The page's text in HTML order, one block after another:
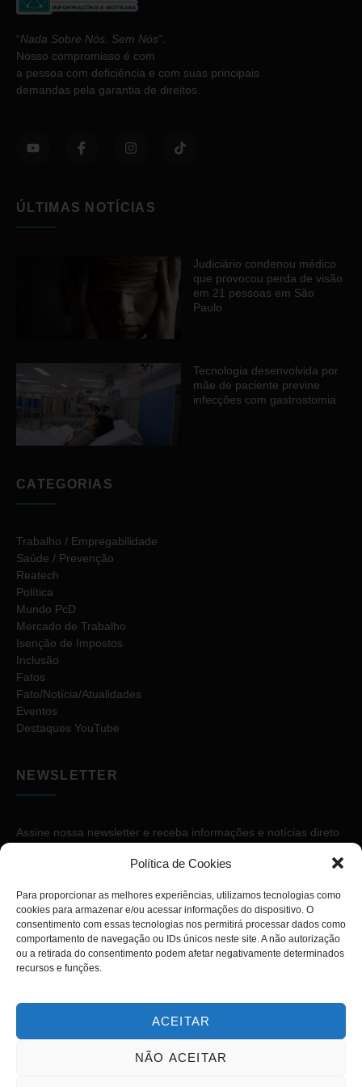
Política de Cookies
Para proporcionar as melhores experiências, utilizamos tecnologias como
cookies para armazenar e/ou acessar informações do dispositivo. O
consentimento com essas tecnologias nos permitirá processar dados como
comportamento de navegação ou IDs únicos neste site. A não autorização
ou a retirada do consentimento podem afetar negativamente determinados
recursos e funções.
ACEITAR
NÃO ACEITAR
“Nada Sobre Nós. Sem Nós”
Nosso compromisso é com
a pessoa com deficiência e com suas principais
demandas pela garantia de direitos.
ÚLTIMAS NOTÍCIAS
Judiciário condenou médico
que provocou perda de visão
em 21 pessoas em São
Paulo
Tecnologia desenvolvida por
mãe de paciente previne
infecções com gastrostomia
CATEGORIAS
Trabalho / Empregabilidade
Saúde / Prevenção
Reatech
Política
Mundo PcD
Mercado de Trabalho
Isenção de Impostos
Inclusão
Fatos
Fato/Notícia/Atualidades
Eventos
Destaques YouTube
NEWSLETTER
Assine nossa newsletter e receba informações e notícias direto
Copyright © 2026. Diário PcD. Todos os direitos reservados.